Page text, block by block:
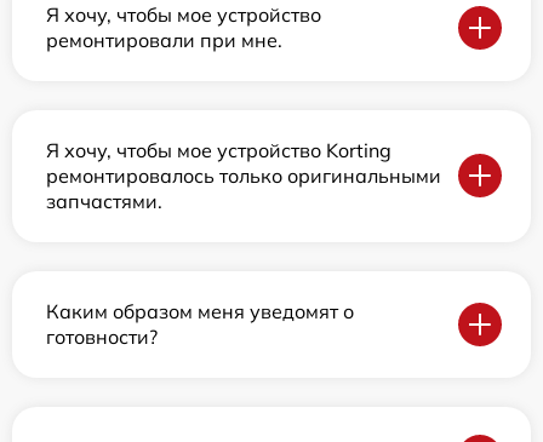
Я хочу, чтобы мое устройство
ремонтировали при мне.
Я хочу, чтобы мое устройство Korting
ремонтировалось только оригинальными
запчастями.
Каким образом меня уведомят о
готовности?